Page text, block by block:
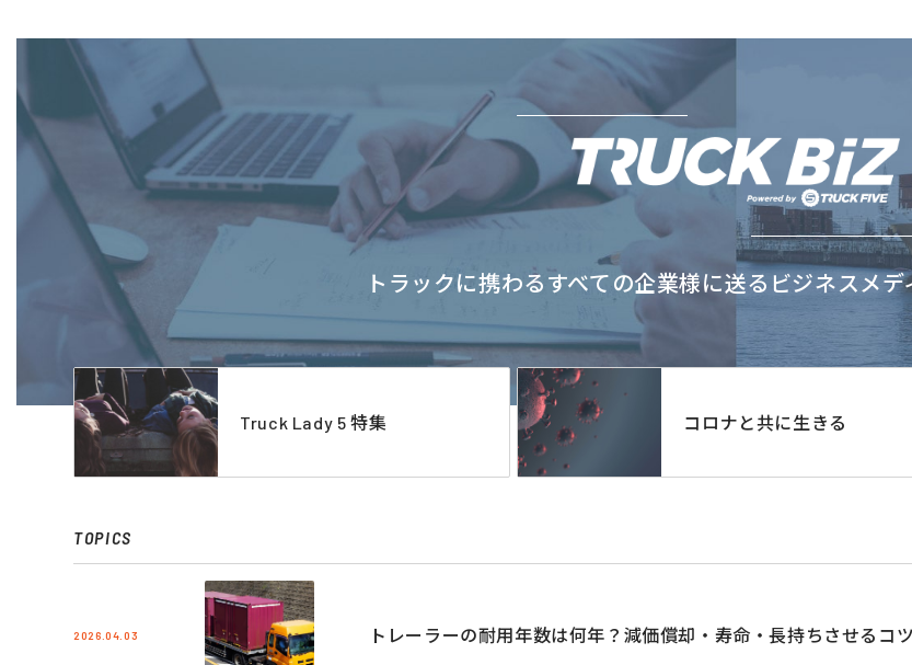
トラックに携わるすべての企業様に送るビジネスメデ
Truck Lady 5 特集 コロナと共に生きる
TOPICS
2026.04.03 トレーラーの耐用年数は何年？減価償却・寿命・長持ちさせるコ